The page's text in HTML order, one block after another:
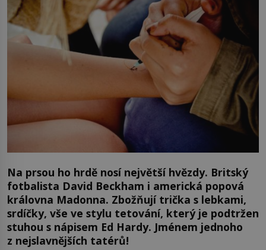
Na prsou ho hrdě nosí největší hvězdy. Britský
fotbalista David Beckham i americká popová
královna Madonna. Zbožňují trička s lebkami,
srdíčky, vše ve stylu tetování, který je podtržen
stuhou s nápisem Ed Hardy. Jménem jednoho
z nejslavnějších tatérů!